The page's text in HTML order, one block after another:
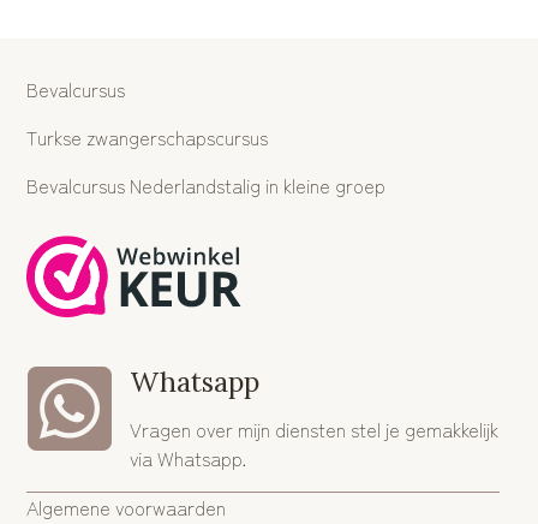
Bevalcursus
Turkse zwangerschapscursus
Bevalcursus Nederlandstalig in kleine groep
 Whatsapp
Vragen over mijn diensten stel je gemakkelijk
via Whatsapp.
Algemene voorwaarden